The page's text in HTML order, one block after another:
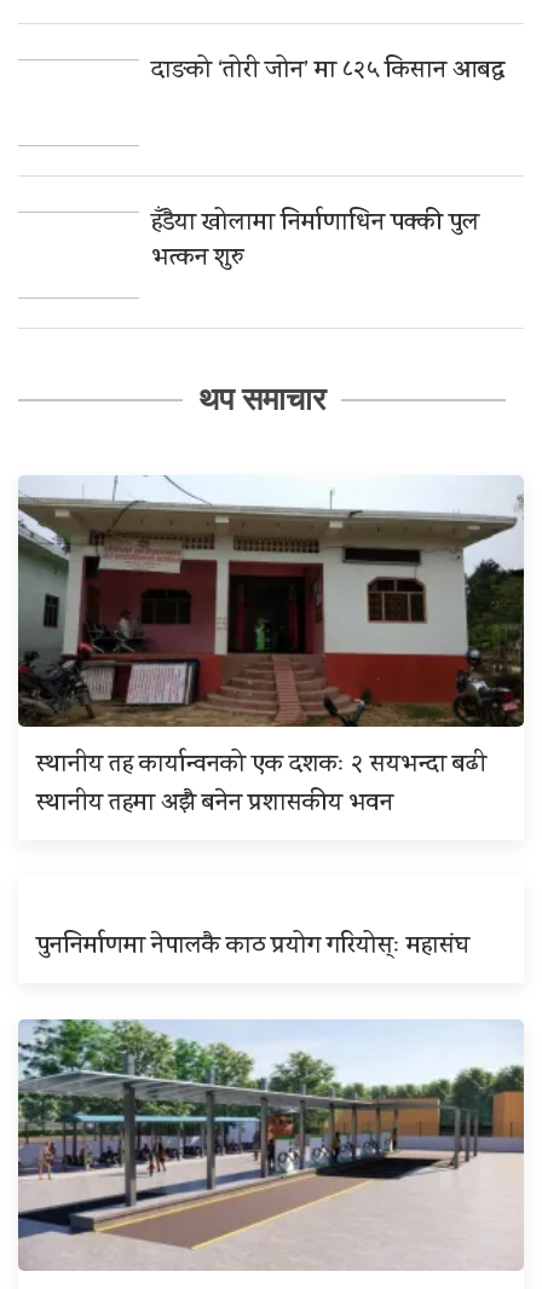
दाङको ‘तोरी जोन’ मा ८२५ किसान आबद्ध
हँडैया खोलामा निर्माणाधिन पक्की पुल
भत्कन शुरु
थप समाचार
स्थानीय तह कार्यान्वनको एक दशकः २ सयभन्दा बढी
स्थानीय तहमा अझै बनेन प्रशासकीय भवन
पुननिर्माणमा नेपालकै काठ प्रयोग गरियोस्ः महासंघ